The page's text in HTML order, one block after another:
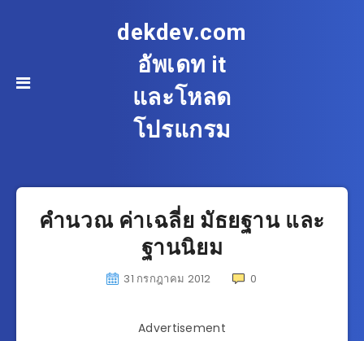
dekdev.com
อัพเดท it
และโหลด
โปรแกรม
คำนวณ ค่าเฉลี่ย มัธยฐาน และ
ฐานนิยม
31 กรกฎาคม 2012 0
Advertisement